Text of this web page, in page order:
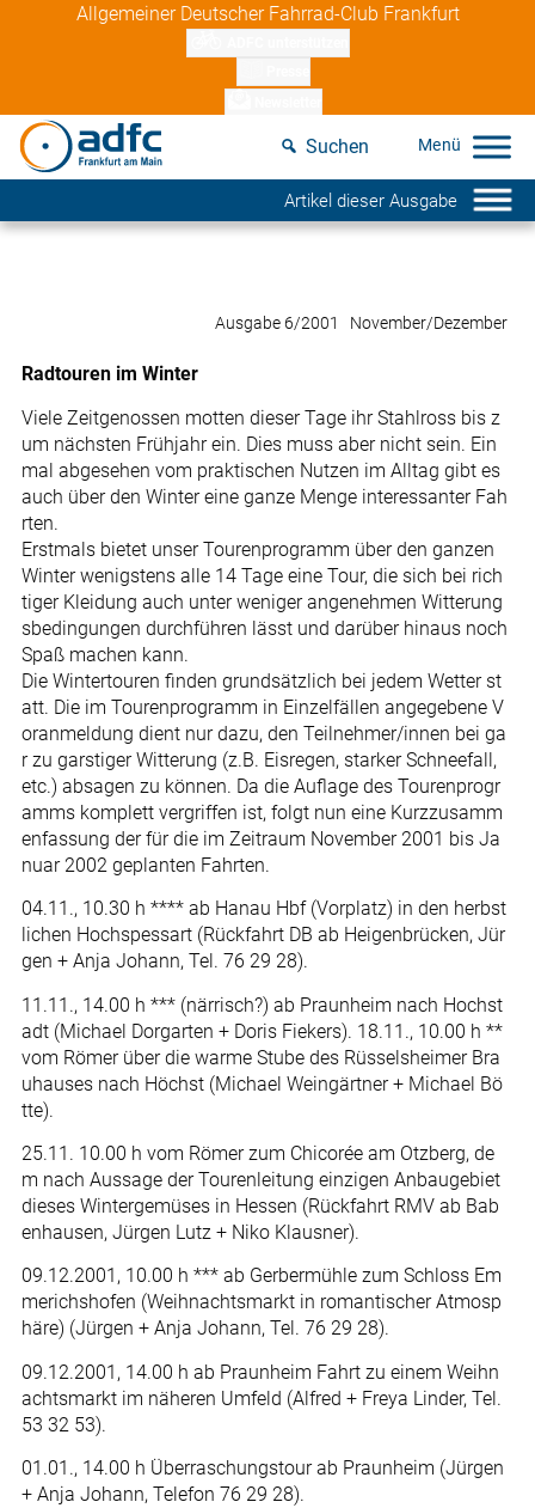
Allgemeiner Deutscher Fahrrad-Club Frankfurt
Suchen
Artikel dieser Ausgabe
Ausgabe 6/2001 November/Dezember
Radtouren im Winter
Viele Zeitgenossen motten dieser Tage ihr Stahlross bis z
um nächsten Frühjahr ein. Dies muss aber nicht sein. Ein
mal abgesehen vom praktischen Nutzen im Alltag gibt es
auch über den Winter eine ganze Menge interessanter Fah
rten.
Erstmals bietet unser Tourenprogramm über den ganzen
Winter wenigstens alle 14 Tage eine Tour, die sich bei rich
tiger Kleidung auch unter weniger angenehmen Witterung
sbedingungen durchführen lässt und darüber hinaus noch
Spaß machen kann.
Die Wintertouren finden grundsätzlich bei jedem Wetter st
att. Die im Tourenprogramm in Einzelfällen angegebene V
oranmeldung dient nur dazu, den Teilnehmer/innen bei ga
r zu garstiger Witterung (z.B. Eisregen, starker Schneefall,
etc.) absagen zu können. Da die Auflage des Tourenprogr
amms komplett vergriffen ist, folgt nun eine Kurzzusamm
enfassung der für die im Zeitraum November 2001 bis Ja
nuar 2002 geplanten Fahrten.
04.11., 10.30 h **** ab Hanau Hbf (Vorplatz) in den herbst
lichen Hochspessart (Rückfahrt DB ab Heigenbrücken, Jür
gen + Anja Johann, Tel. 76 29 28).
11.11., 14.00 h *** (närrisch?) ab Praunheim nach Hochst
adt (Michael Dorgarten + Doris Fiekers). 18.11., 10.00 h **
vom Römer über die warme Stube des Rüsselsheimer Bra
uhauses nach Höchst (Michael Weingärtner + Michael Bö
tte).
25.11. 10.00 h vom Römer zum Chicorée am Otzberg, de
m nach Aussage der Tourenleitung einzigen Anbaugebiet
dieses Wintergemüses in Hessen (Rückfahrt RMV ab Bab
enhausen, Jürgen Lutz + Niko Klausner).
09.12.2001, 10.00 h *** ab Gerbermühle zum Schloss Em
merichshofen (Weihnachtsmarkt in romantischer Atmosp
häre) (Jürgen + Anja Johann, Tel. 76 29 28).
09.12.2001, 14.00 h ab Praunheim Fahrt zu einem Weihn
achtsmarkt im näheren Umfeld (Alfred + Freya Linder, Tel.
53 32 53).
01.01., 14.00 h Überraschungstour ab Praunheim (Jürgen
+ Anja Johann, Telefon 76 29 28).